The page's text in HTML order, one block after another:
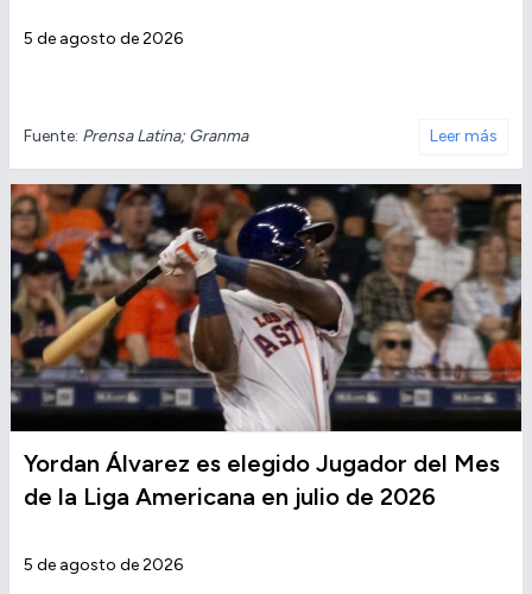
5 de agosto de 2026
Fuente: Prensa Latina; Granma Leer más
Yordan Álvarez es elegido Jugador del Mes
de la Liga Americana en julio de 2026
5 de agosto de 2026